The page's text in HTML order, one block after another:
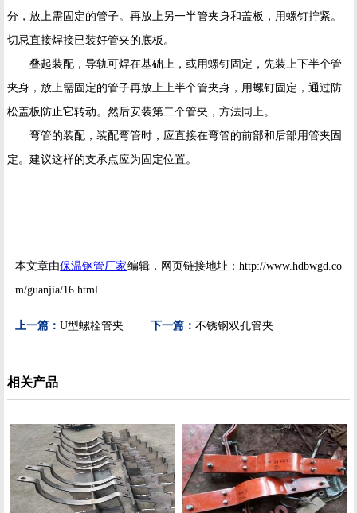
分，放上需固定的管子。再放上另一半管夹身和盖板，用螺钉拧紧。
切忌直接焊接已装好管夹的底板。
叠起装配，导轨可焊在基础上，或用螺钉固定，先装上下半个管
夹身，放上需固定的管子再放上上半个管夹身，用螺钉固定，通过防
松盖板防止它转动。然后安装第二个管夹，方法同上。
弯管的装配，装配弯管时，应直接在弯管的前部和后部用管夹固
定。建议这样的支承点应为固定位置。
本文章由保温钢管厂家编辑，网页链接地址：http://www.hdbwgd.co
m/guanjia/16.html
上一篇： U型螺栓管夹 下一篇： 不锈钢双孔管夹
相关产品